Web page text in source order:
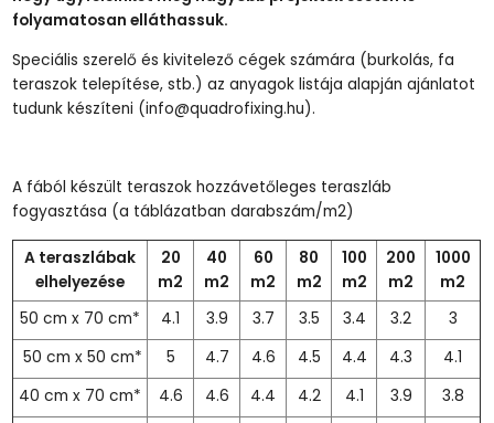
folyamatosan elláthassuk.
Speciális szerelő és kivitelező cégek számára (burkolás, fa
teraszok telepítése, stb.) az anyagok listája alapján ajánlatot
tudunk készíteni (info@quadrofixing.hu).
A fából készült teraszok hozzávetőleges teraszláb
fogyasztása (a táblázatban darabszám/m2)
A teraszlábak
elhelyezése
20
m2
40
m2
60
m2
80
m2
100
m2
200
m2
1000
m2
50 cm x 70 cm*
4.1 3.9 3.7 3.5 3.4 3.2
3
50 cm x 50 cm*
5 4.7 4.6 4.5 4.4 4.3
4.1
40 cm x 70 cm*
4.6 4.6 4.4 4.2 4.1 3.9
3.8